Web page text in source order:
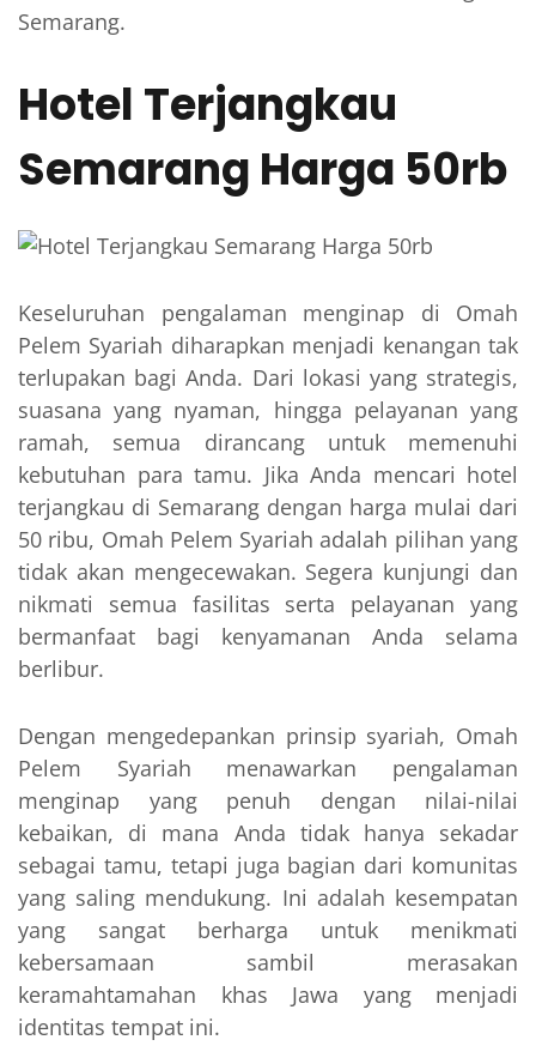
Semarang.
Hotel Terjangkau
Semarang Harga 50rb
Keseluruhan pengalaman menginap di Omah
Pelem Syariah diharapkan menjadi kenangan tak
terlupakan bagi Anda. Dari lokasi yang strategis,
suasana yang nyaman, hingga pelayanan yang
ramah, semua dirancang untuk memenuhi
kebutuhan para tamu. Jika Anda mencari hotel
terjangkau di Semarang dengan harga mulai dari
50 ribu, Omah Pelem Syariah adalah pilihan yang
tidak akan mengecewakan. Segera kunjungi dan
nikmati semua fasilitas serta pelayanan yang
bermanfaat bagi kenyamanan Anda selama
berlibur.
Dengan mengedepankan prinsip syariah, Omah
Pelem Syariah menawarkan pengalaman
menginap yang penuh dengan nilai-nilai
kebaikan, di mana Anda tidak hanya sekadar
sebagai tamu, tetapi juga bagian dari komunitas
yang saling mendukung. Ini adalah kesempatan
yang sangat berharga untuk menikmati
kebersamaan sambil merasakan
keramahtamahan khas Jawa yang menjadi
identitas tempat ini.